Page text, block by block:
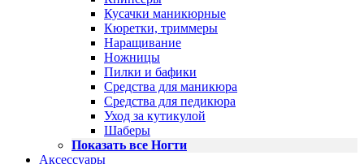
Кусачки маникюрные
Кюретки, триммеры
Наращивание
Ножницы
Пилки и бафики
Средства для маникюра
Средства для педикюра
Уход за кутикулой
Шаберы
Показать все Ногти
Аксессуары